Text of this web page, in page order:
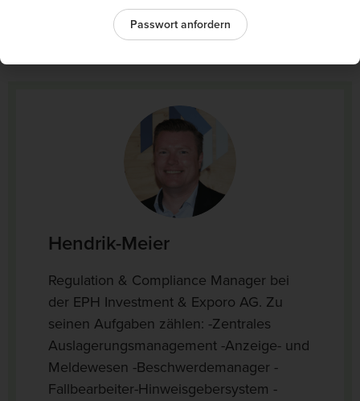
Hendrik-Meier
Regulation & Compliance Manager bei
der EPH Investment & Exporo AG. Zu
seinen Aufgaben zählen: -Zentrales
Auslagerungsmanagement -Anzeige- und
Meldewesen -Beschwerdemanager -
Fallbearbeiter-Hinweisgebersystem -
Passwort anfordern